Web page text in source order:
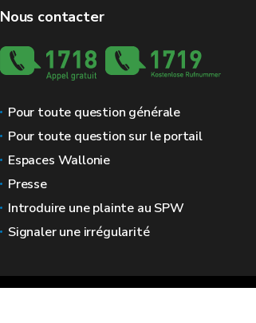
Nous contacter
Pour toute question générale
Pour toute question sur le portail
Espaces Wallonie
Presse
Introduire une plainte au SPW
Signaler une irrégularité